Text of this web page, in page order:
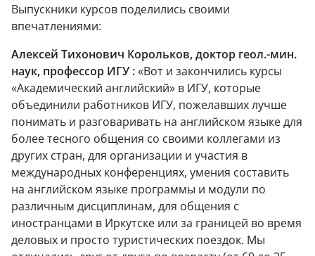
Выпускники курсов поделились своими
впечатлениями:
Алексей Тихонович Корольков, доктор геол.-мин.
наук, профессор ИГУ :«Вот и закончились курсы
«Академический английский» в ИГУ, которые
объединили работников ИГУ, пожелавших лучше
понимать и разговаривать на английском языке для
более тесного общения со своими коллегами из
других стран, для организации и участия в
международных конференциях, умения составить
на английском языке программы и модули по
различным дисциплинам, для общения с
иностранцами в Иркутске или за границей во время
деловых и просто туристических поездок. Мы